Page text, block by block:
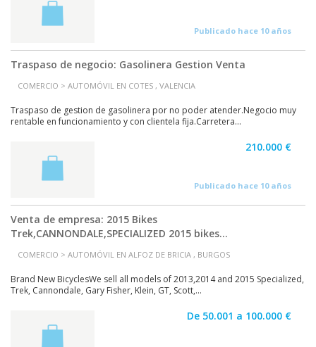
Publicado hace 10 años
Traspaso de negocio: Gasolinera Gestion Venta
COMERCIO > AUTOMÓVIL EN COTES , VALENCIA
Traspaso de gestion de gasolinera por no poder atender.Negocio muy
rentable en funcionamiento y con clientela fija.Carretera...
210.000 €
Publicado hace 10 años
Venta de empresa: 2015 Bikes
Trek,CANNONDALE,SPECIALIZED 2015 bikes...
COMERCIO > AUTOMÓVIL EN ALFOZ DE BRICIA , BURGOS
Brand New BicyclesWe sell all models of 2013,2014 and 2015 Specialized,
Trek, Cannondale, Gary Fisher, Klein, GT, Scott,...
De 50.001 a 100.000 €